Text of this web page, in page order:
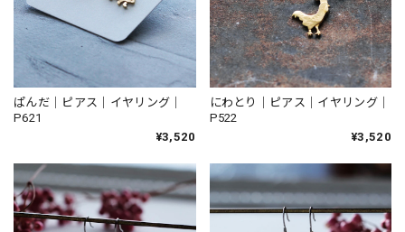
ぱんだ｜ピアス｜イヤリング｜
P621
¥3,520
にわとり｜ピアス｜イヤリング｜
P522
¥3,520